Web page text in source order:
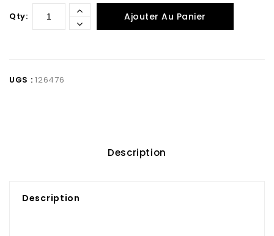
Qty: Ajouter Au Panier
UGS :126476
Description
Description